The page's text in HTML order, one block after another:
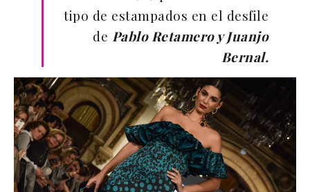
tipo de estampados en el desfile
de Pablo Retamero y Juanjo
Bernal.